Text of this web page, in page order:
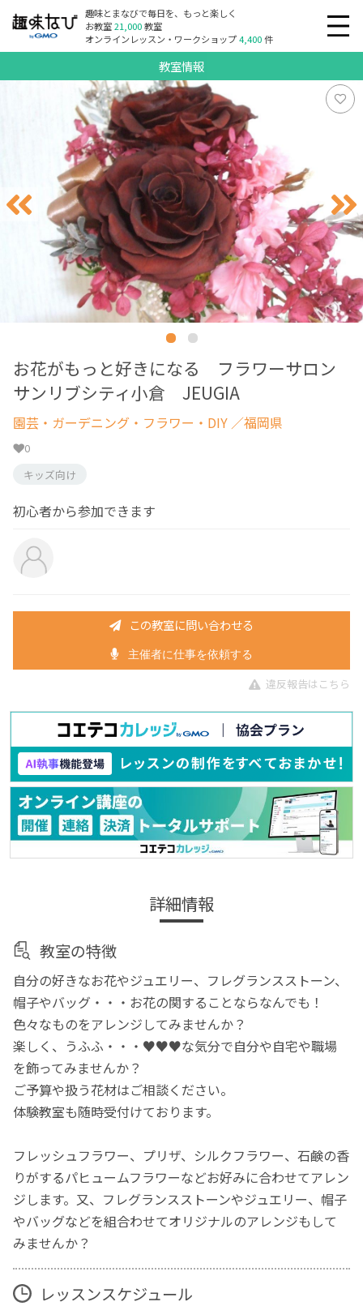
趣味とまなびで毎日を、もっと楽しく
お教室21,000教室
オンラインレッスン・ワークショップ4,400件
教室情報
お花がもっと好きになる フラワーサロン
サンリブシティ小倉 JEUGIA
園芸・ガーデニング・フラワー・DIY ／福岡県
0
キッズ向け
初心者から参加できます
この教室に問い合わせる
主催者に仕事を依頼する
違反報告はこちら
詳細情報
教室の特徴
自分の好きなお花やジュエリー、フレグランスストーン、
帽子やバッグ・・・お花の関することならなんでも！
色々なものをアレンジしてみませんか？
楽しく、うふふ・・・♥♥♥な気分で自分や自宅や職場
を飾ってみませんか？
ご予算や扱う花材はご相談ください。
体験教室も随時受付けております。
フレッシュフラワー、プリザ、シルクフラワー、石鹸の香
りがするパヒュームフラワーなどお好みに合わせてアレン
ジします。又、フレグランスストーンやジュエリー、帽子
やバッグなどを組合わせてオリジナルのアレンジもして
みませんか？
レッスンスケジュール